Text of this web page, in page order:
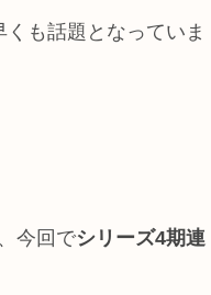
も話題となっていま
今回でシリーズ4期連